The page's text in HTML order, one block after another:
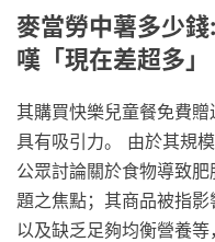
麥當勞中薯多少
嘆「現在差超多」
其購買快樂兒童餐免費
具有吸引力。 由於其規
公眾討論關於食物導致
題之焦點；其商品被指
以及缺乏足夠均衡營養